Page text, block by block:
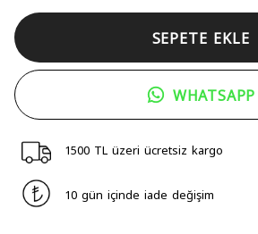
SEPETE EKLE
WHATSAPP
1500 TL üzeri ücretsiz kargo
10 gün içinde iade değişim